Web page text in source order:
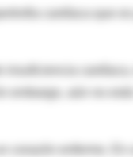
embargo, aún no
corazón enfermo.